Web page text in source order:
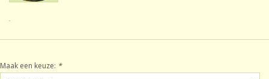
Contact
Sale!
Laatste kans!
Maak een keuze: *